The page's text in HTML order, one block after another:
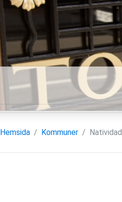
Hemsida Kommuner